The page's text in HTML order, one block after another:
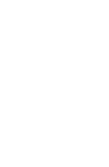
Un
«La XII carrera
para disfrutar de
recorrido los
bonitos de